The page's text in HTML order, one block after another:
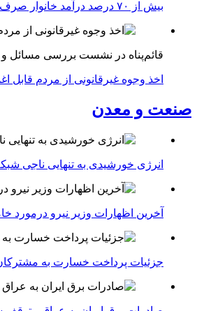
بیش از ۷۰ درصد درآمد خانوار صرف اجاره خانه می‌شود
قائم‌پناه در نشست بررسی مسائل
اخذ وجوه غیرقانونی از مردم قابل
صنعت و معدن
انرژی خورشیدی به تنهایی ناجی
آخرین اظهارات وزیر نیرو درمورد خاموشی‌ها/معافیت ۴
جزئیات پرداخت خسارت به